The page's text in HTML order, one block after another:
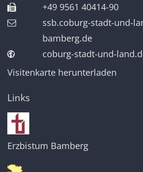
+49 9561 40414-90
ssb.coburg-stadt-und-
bamberg.de
coburg-stadt-und-
Visitenkarte herunterladen
Links
Erzbistum Bamberg